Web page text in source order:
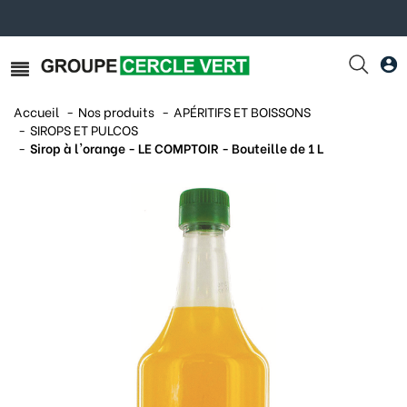
Accueil Nos produits
APÉRITIFS ET BOISSONS
SIROPS ET PULCOS
Sirop à l'orange - LE COMPTOIR - Bouteille de 1 L